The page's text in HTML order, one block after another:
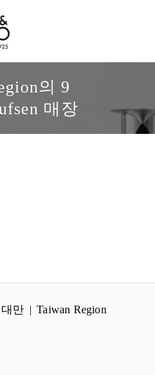
- Exist to Create
New Tab
의 9
매장
만 Taiwan Region